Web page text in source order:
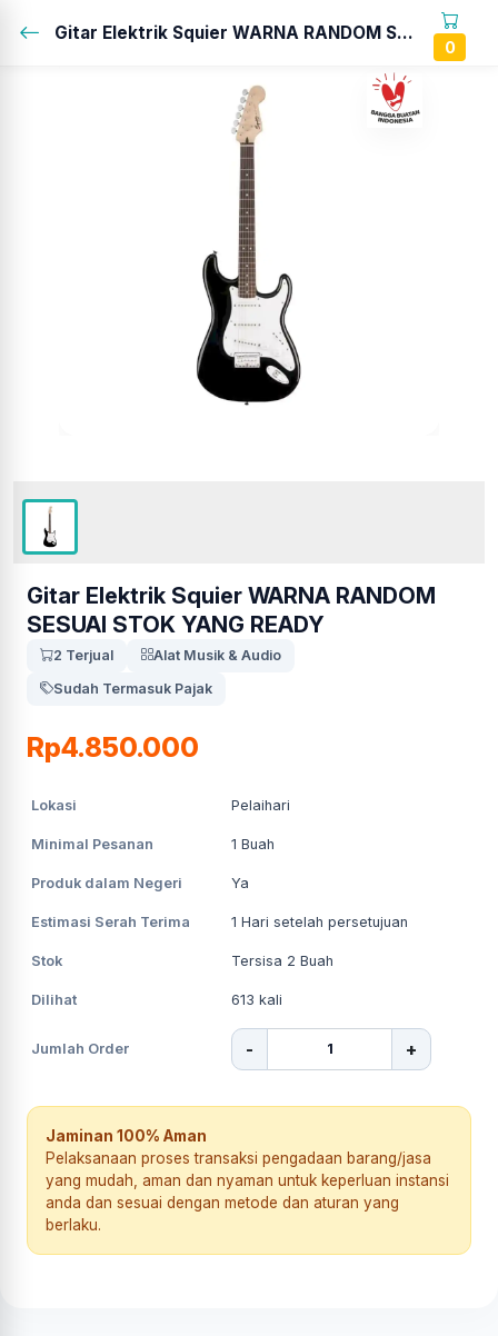
Gitar Elektrik Squier WARNA RANDOM SESUAI STOK YANG READY...
0
Gitar Elektrik Squier WARNA RANDOM
SESUAI STOK YANG READY
2 Terjual
Alat Musik & Audio
Sudah Termasuk Pajak
Rp4.850.000
Lokasi Pelaihari
Minimal Pesanan 1 Buah
Produk dalam Negeri Ya
Estimasi Serah Terima 1 Hari setelah persetujuan
Stok Tersisa 2 Buah
Dilihat 613 kali
Jumlah Order - +
Jaminan 100% Aman
Pelaksanaan proses transaksi pengadaan barang/jasa
yang mudah, aman dan nyaman untuk keperluan instansi
anda dan sesuai dengan metode dan aturan yang
berlaku.